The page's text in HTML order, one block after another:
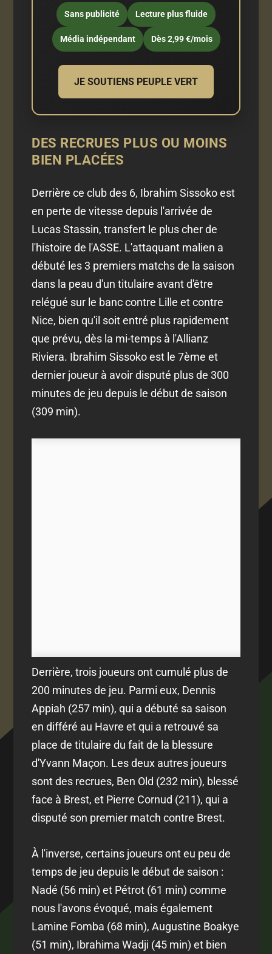
Sans publicité Lecture plus fluide
Média indépendant Dès 2,99 €/mois
JE SOUTIENS PEUPLE VERT
DES RECRUES PLUS OU MOINS
BIEN PLACÉES
Derrière ce club des 6, Ibrahim Sissoko est
en perte de vitesse depuis l'arrivée de
Lucas Stassin, transfert le plus cher de
l'histoire de l'ASSE. L'attaquant malien a
débuté les 3 premiers matchs de la saison
dans la peau d'un titulaire avant d'être
relégué sur le banc contre Lille et contre
Nice, bien qu'il soit entré plus rapidement
que prévu, dès la mi-temps à l'Allianz
Riviera. Ibrahim Sissoko est le 7ème et
dernier joueur à avoir disputé plus de 300
minutes de jeu depuis le début de saison
(309 min).
Derrière, trois joueurs ont cumulé plus de
200 minutes de jeu. Parmi eux, Dennis
Appiah (257 min), qui a débuté sa saison
en différé au Havre et qui a retrouvé sa
place de titulaire du fait de la blessure
d'Yvann Maçon. Les deux autres joueurs
sont des recrues, Ben Old (232 min), blessé
face à Brest, et Pierre Cornud (211), qui a
disputé son premier match contre Brest.
À l'inverse, certains joueurs ont eu peu de
temps de jeu depuis le début de saison :
Nadé (56 min) et Pétrot (61 min) comme
nous l'avons évoqué, mais également
Lamine Fomba (68 min), Augustine Boakye
(51 min), Ibrahima Wadji (45 min) et bien